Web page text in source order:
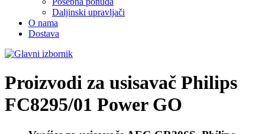
Daljinski upravljači
O nama
Dostava
Proizvodi za usisavač Philips
FC8295/01 Power GO